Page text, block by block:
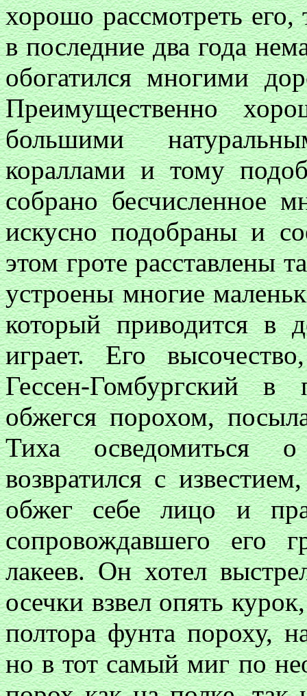
хорошо рассмотреть
в последние два года
обогатился многими
Преимущественно
большими
кораллами и тому
собрано бесчисленное
искусно подобраны и
этом гроте расставлены
устроены многие
который приводится в
играет. Его
Гессен-Гомбургский
обжегся порохом,
Тиха осведомиться
возвратился с
обжег себе лицо и
сопровождавшего его
лакеев. Он хотел
осечки взвел опять
полтора фунта пороху,
но в тот самый миг по